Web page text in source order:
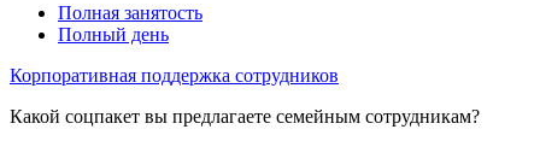
Полная занятость
Полный день
Корпоративная поддержка сотрудников
Какой соцпакет вы предлагаете семейным сотрудникам?